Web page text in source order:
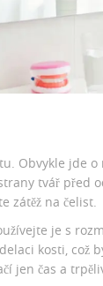
Obvykle jde
tvář před
zátěž na čelist.
je s
kosti, což
jen čas a